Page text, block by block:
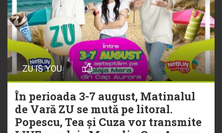
ZU IS YOU
În perioada 3-7 august, Matinalul
de Vară ZU se mută pe litoral.
Popescu, Tea și Cuza vor transmite